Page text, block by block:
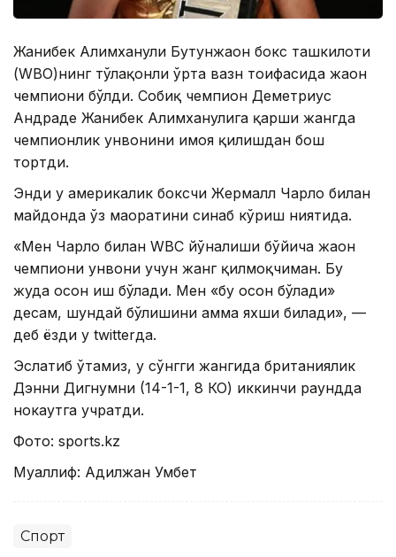
Жанибек Алимханули Бутунжаҳон бокс ташкилоти
(WBО)нинг тўлақонли ўрта вазн тоифасида жаҳон
чемпиони бўлди. Собиқ чемпион Деметриус
Андраде Жанибек Алимханулига қарши жангда
чемпионлик унвонини ҳимоя қилишдан бош
тортди.
Энди у америкалик боксчи Жермалл Чарло билан
майдонда ўз маҳоратини синаб кўриш ниятида.
«Мен Чарло билан WBC йўналиши бўйича жаҳон
чемпиони унвони учун жанг қилмоқчиман. Бу
жуда осон иш бўлади. Мен «бу осон бўлади»
десам, шундай бўлишини ҳамма яхши билади», —
деб ёзди у twitterда.
Эслатиб ўтамиз, у сўнгги жангида британиялик
Дэнни Дигнумни (14-1-1, 8 КО) иккинчи раундда
нокаутга учратди.
Фото: sports.kz
Муаллиф: Адилжан Умбет
Спорт